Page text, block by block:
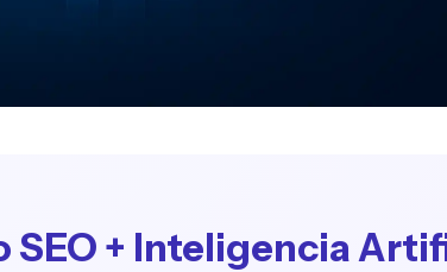
SEO + Inteligencia